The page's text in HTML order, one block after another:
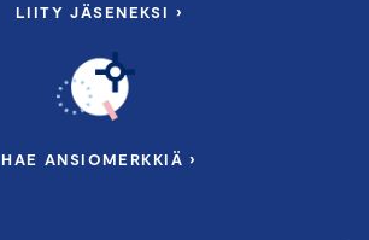
LIITY JÄSENEKSI ›
HAE ANSIOMERKKIÄ ›